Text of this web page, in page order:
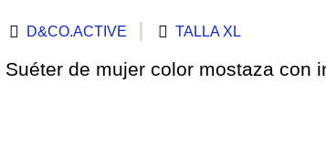
D&CO.ACTIVE TALLA XL
Suéter de mujer color mostaza con